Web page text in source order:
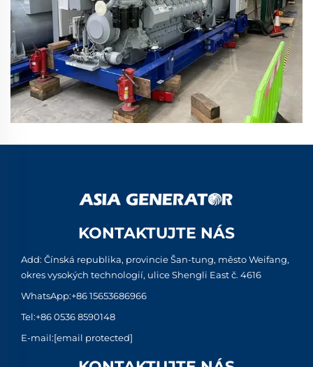
KONTAKTUJTE NÁS
Add: Čínská republika, provincie Šan-tung, město Weifang,
okres vysokých technologií, ulice Shengli East č. 4616
WhatsApp:+86 15653686966
Tel:+86 0536 8590148
E-mail:[email protected]